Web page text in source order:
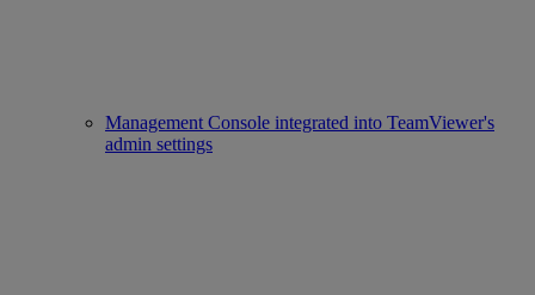
Management Console integrated into TeamViewer's
admin settings